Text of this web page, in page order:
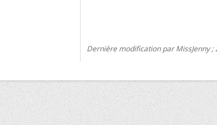
Dernière modification par MissJenny ;